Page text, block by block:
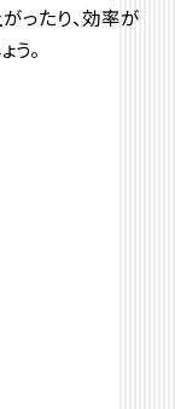
ったり、効率が
。